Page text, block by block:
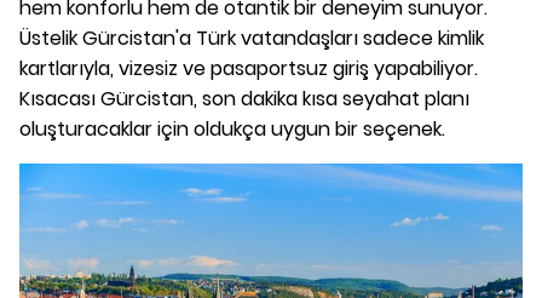
hem konforlu hem de otantik bir deneyim sunuyor.
Üstelik Gürcistan'a Türk vatandaşları sadece kimlik
kartlarıyla, vizesiz ve pasaportsuz giriş yapabiliyor.
Kısacası Gürcistan, son dakika kısa seyahat planı
oluşturacaklar için oldukça uygun bir seçenek.